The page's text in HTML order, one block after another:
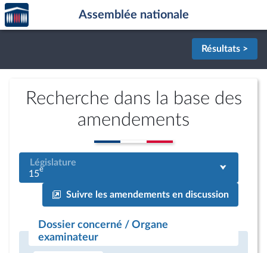
Aller au contenu
Aller en bas de la page
Accèder
à la
page
Assemblée nationale
Résultats >
Recherche dans la base des
amendements
Législature
15e
Suivre les amendements en discussion
Dossier concerné / Organe
examinateur